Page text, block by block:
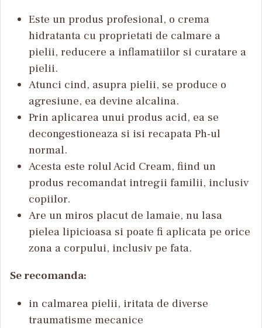
Este un produs profesional, o crema
hidratanta cu proprietati de calmare a
pielii, reducere a inflamatiilor si curatare a
pielii.
Atunci cind, asupra pielii, se produce o
agresiune, ea devine alcalina.
Prin aplicarea unui produs acid, ea se
decongestioneaza si isi recapata Ph-ul
normal.
Acesta este rolul Acid Cream, fiind un
produs recomandat intregii familii, inclusiv
copiilor.
Are un miros placut de lamaie, nu lasa
pielea lipicioasa si poate fi aplicata pe orice
zona a corpului, inclusiv pe fata.
Se recomanda:
in calmarea pielii, iritata de diverse
traumatisme mecanice